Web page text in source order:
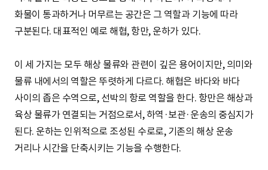
e
화물이 통과하거나 머무르는 공간은 그 역할과 기능에 따라
구분된다. 대표적인 예로 해협, 항만, 운하가 있다.
이 세 가지는 모두 해상 물류와 관련이 깊은 용어이지만, 의미와
물류 내에서의 역할은 뚜렷하게 다르다. 해협은 바다와 바다
사이의 좁은 수역으로, 선박의 항로 역할을 한다. 항만은 해상과
육상 물류가 연결되는 거점으로서, 하역·보관·운송의 중심지가
된다. 운하는 인위적으로 조성된 수로로, 기존의 해상 운송
거리나 시간을 단축시키는 기능을 수행한다.